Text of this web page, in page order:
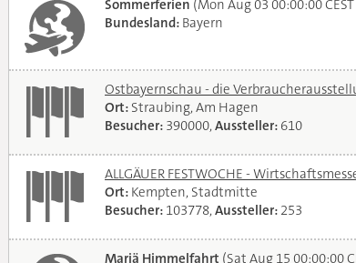
Sommerferien (Mon Aug 03 00:00:00
Bundesland: Bayern
Ostbayernschau - die
Ort: Straubing, Am Hagen
Besucher: 390000,Aussteller: 610
ALLGÄUER FESTWOCHE -
Ort: Kempten, Stadtmitte
Besucher: 103778,Aussteller: 253
Mariä Himmelfahrt (Sat Aug 15 00:00:00